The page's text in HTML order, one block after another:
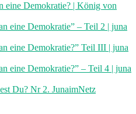
eine Demokratie? | König von
eine Demokratie” – Teil 2 | juna
eine Demokratie?” Teil III | juna
eine Demokratie?” – Teil 4 | juna
Du? Nr 2. JunaimNetz